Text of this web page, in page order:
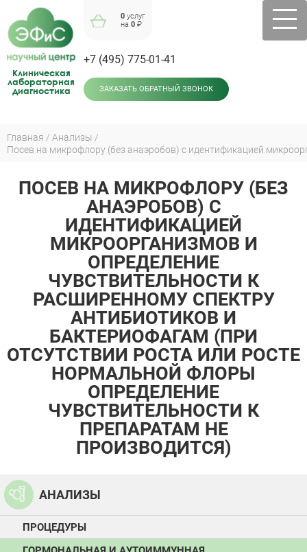
navigation
Клиническая
лабораторная
диагностика
0 услуг
на0 ₽
+7 (495) 775-01-41
ЗАКАЗАТЬ ОБРАТНЫЙ ЗВОНОК
Вы
Главная Анализы
BackПОСЕВ НА МИКРОФЛОРУ (БЕЗ
АНАЭРОБОВ) С
ИДЕНТИФИКАЦИЕЙ
МИКРООРГАНИЗМОВ И
ОПРЕДЕЛЕНИЕ
ЧУВСТВИТЕЛЬНОСТИ К
РАСШИРЕННОМУ СПЕКТРУ
АНТИБИОТИКОВ И
БАКТЕРИОФАГАМ (ПРИ
ОТСУТСТВИИ РОСТА ИЛИ РОСТЕ
НОРМАЛЬНОЙ ФЛОРЫ
ОПРЕДЕЛЕНИЕ
ЧУВСТВИТЕЛЬНОСТИ К
ПРЕПАРАТАМ НЕ
ПРОИЗВОДИТСЯ)
АНАЛИЗЫ
ПРОЦЕДУРЫ